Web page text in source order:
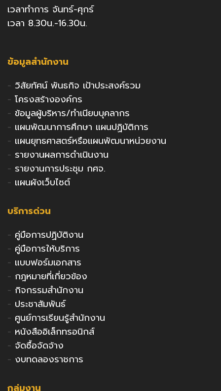
เวลาทำการ จันทร์-ศุกร์
เวลา 8.30น.-16.30น.
ข้อมูลสำนักงาน
- วิสัยทัศน์ พันธกิจ เป้าประสงค์รวม
- โครงสร้างองค์กร
- ข้อมูลผู้บริหาร/ทำเนียบบุคลากร
- แผนพัฒนาการศึกษา แผนปฏิบัติการ
- แผนยุทธศาสตร์หรือแผนพัฒนาหน่วยงาน
- รายงานผลการดำเนินงาน
- รายงานการประชุม กศจ.
- แผนผังเว็บไซต์
บริการด่วน
- คู่มือการปฏิบัติงาน
- คู่มือการให้บริการ
- แบบฟอร์มเอกสาร
- กฎหมายที่เกี่ยวข้อง
- กิจกรรมสำนักงาน
- ประชาสัมพันธ์
- ศูนย์การเรียนรู้สำนักงาน
- หนังสืออิเล็กทรอนิกส์
- จัดซื้อจัดจ้าง
- งบทดลองราชการ